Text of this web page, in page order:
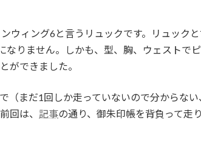
ウィング6と言うリュックです。リュックと
なりません。しかも、型、胸、ウェストで
ができました。
まだ1回しか走っていないので分からない
回は、 記事の通り、御朱印帳を背負って走